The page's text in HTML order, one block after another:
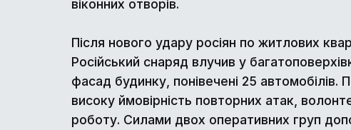
віконних отворів.
Після нового удару росіян по житлових
Російський снаряд влучив у
фасад будинку, понівечені 25
високу ймовірність повторних атак,
роботу. Силами двох оперативних груп